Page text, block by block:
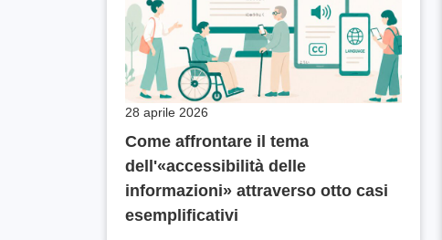
28 aprile 2026
Come affrontare il tema
dell'«accessibilità delle
informazioni» attraverso otto casi
esemplificativi